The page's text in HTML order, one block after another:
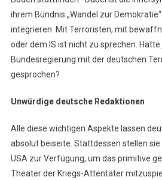
ihrem Bündnis „Wandel zur
integrieren. Mit Terroristen, mit
oder dem IS ist nicht zu sprechen.
Bundesregierung mit der deutschen
gesprochen?
Unwürdige deutsche Redaktionen
Alle diese wichtigen Aspekte lassen
absolut beiseite. Stattdessen stellen sie
USA zur Verfügung, um das primitive
Theater der Kriegs-Attentäter